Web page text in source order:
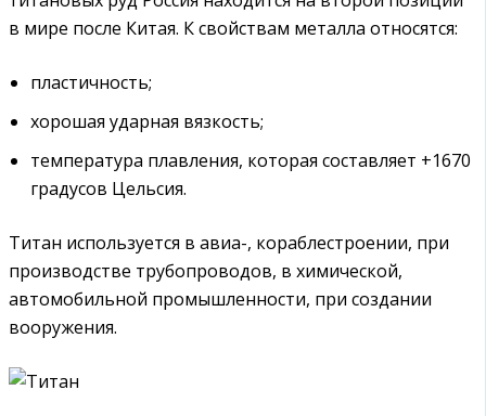
в мире после Китая. К свойствам металла относятся:
пластичность;
хорошая ударная вязкость;
температура плавления, которая составляет +1670
градусов Цельсия.
Титан используется в авиа-, кораблестроении, при
производстве трубопроводов, в химической,
автомобильной промышленности, при создании
вооружения.